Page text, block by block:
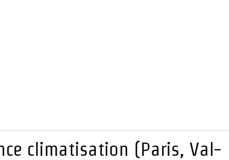
climatisation (Paris, Val-